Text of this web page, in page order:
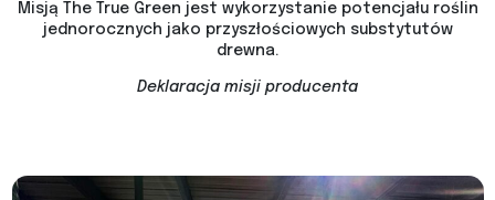
Misją The True Green jest wykorzystanie potencjału roślin
jednorocznych jako przyszłościowych substytutów
drewna.
Deklaracja misji producenta